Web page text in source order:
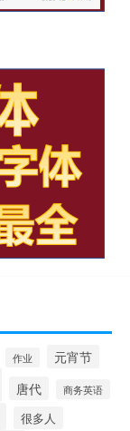
作业 元宵节
唐代 商务英语
很多人